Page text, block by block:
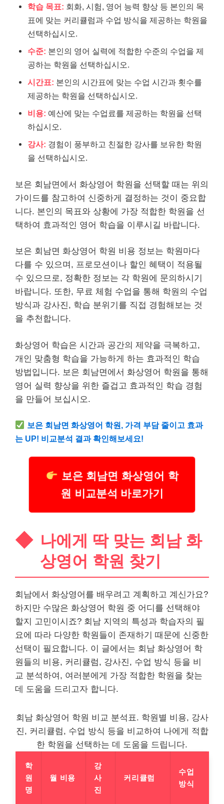
학습 목표: 회화, 시험, 영어 능력 향상 등 본인의 목
표에 맞는 커리큘럼과 수업 방식을 제공하는 학원을
선택하십시오.
수준: 본인의 영어 실력에 적합한 수준의 수업을 제
공하는 학원을 선택하십시오.
시간표: 본인의 시간표에 맞는 수업 시간과 횟수를
제공하는 학원을 선택하십시오.
비용: 예산에 맞는 수업료를 제공하는 학원을 선택
하십시오.
강사: 경험이 풍부하고 친절한 강사를 보유한 학원
을 선택하십시오.
보은 회남면에서 화상영어 학원을 선택할 때는 위의
가이드를 참고하여 신중하게 결정하는 것이 중요합
니다. 본인의 목표와 상황에 가장 적합한 학원을 선
택하여 효과적인 영어 학습을 이루시길 바랍니다.
보은 회남면 화상영어 학원 비용 정보는 학원마다
다를 수 있으며, 프로모션이나 할인 혜택이 적용될
수 있으므로, 정확한 정보는 각 학원에 문의하시기
바랍니다. 또한, 무료 체험 수업을 통해 학원의 수업
방식과 강사진, 학습 분위기를 직접 경험해보는 것
을 추천합니다.
화상영어 학습은 시간과 공간의 제약을 극복하고,
개인 맞춤형 학습을 가능하게 하는 효과적인 학습
방법입니다. 보은 회남면에서 화상영어 학원을 통해
영어 실력 향상을 위한 즐겁고 효과적인 학습 경험
을 만들어 보십시오.
보은 회남면 화상영어 학원, 가격 부담 줄이고 효과
는 UP! 비교분석 결과 확인해보세요!
보은 회남면 화상영어 학
원 비교분석 바로가기
나에게 딱 맞는 회남 화
상영어 학원 찾기
회남에서 화상영어를 배우려고 계획하고 계신가요?
하지만 수많은 화상영어 학원 중 어디를 선택해야
할지 고민이시죠? 회남 지역의 특성과 학습자의 필
요에 따라 다양한 학원들이 존재하기 때문에 신중한
선택이 필요합니다. 이 글에서는 회남 화상영어 학
원들의 비용, 커리큘럼, 강사진, 수업 방식 등을 비
교 분석하여, 여러분에게 가장 적합한 학원을 찾는
데 도움을 드리고자 합니다.
회남 화상영어 학원 비교 분석표. 학원별 비용, 강사
진, 커리큘럼, 수업 방식 등을 비교하여 나에게 적합
한 학원을 선택하는 데 도움을 드립니다.
학
원
명
월 비용
강
사
진
커리큘럼
수업
방식